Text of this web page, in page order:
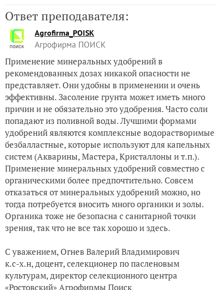
Ответ преподавателя:
Agrofirma_POISK
Агрофирма ПОИСК
Применение минеральных удобрений в
рекомендованных дозах никакой опасности не
представляет. Они удобны в применении и очень
эффективны. Засоление грунта может иметь много
причин и не обязательно это удобрения. Часто соли
попадают из поливной воды. Лучшими формами
удобрений являются комплексные водорастворимые
безбалластные, которые используют для капельных
систем (Акварины, Мастера, Кристаллоны и т.п.).
Применение минеральных удобрений совместно с
органическими более предпочтительно. Совсем
отказаться от минеральных удобрений можно, но
тогда потребуется вносить много органики и золы.
Органика тоже не безопасна с санитарной точки
зрения, так что не все так хорошо и здесь.
С уважением, Огнев Валерий Владимирович
к.с-х.н, доцент, селекционер по пасленовым
культурам, директор селекционного центра
«Ростовский» Агрофирмы Поиск